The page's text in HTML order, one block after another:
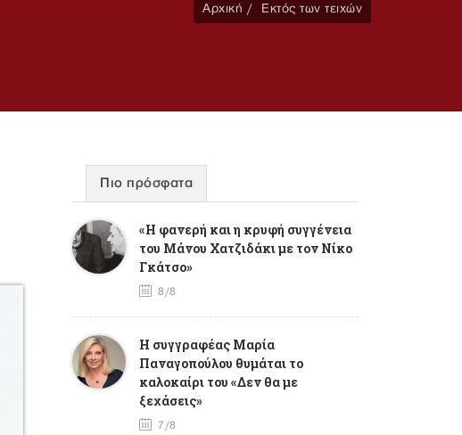
Αρχική Εκτός των τειχών
Πιο πρόσφατα
«Η φανερή και η κρυφή συγγένεια
του Μάνου Χατζιδάκι με τον Νίκο
Γκάτσο»
8/8
Η συγγραφέας Μαρία
Παναγοπούλου θυμάται το
καλοκαίρι του «Δεν θα με
ξεχάσεις»
7/8